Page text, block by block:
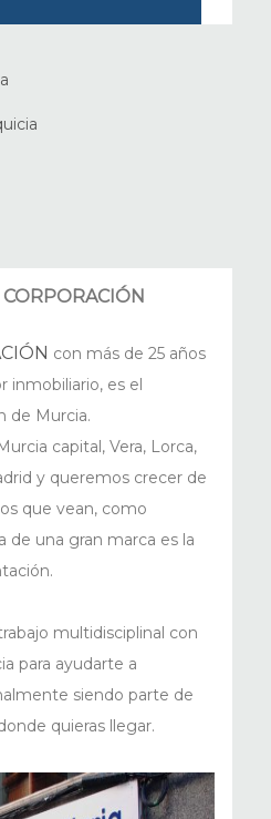
con más de 25 años
inmobiliario, es el
de Murcia.
capital, Vera, Lorca,
y queremos crecer de
que vean, como
de una gran marca es la
multidisciplinal con
para ayudarte a
siendo parte de
quieras llegar.